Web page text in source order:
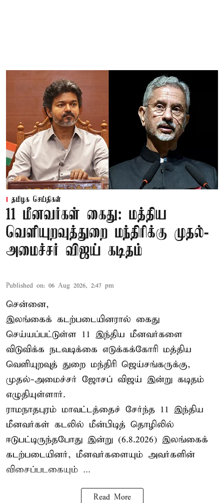
தமிழக செய்திகள்
11 மீனவர்கள் கைது: மத்திய
வெளியுறவுத்துறை மந்திரிக்கு முதல்-
அமைச்சர் விஜய் கடிதம்
Published on: 06 Aug 2026, 2:47 pm
சென்னை,
இலங்கைக் கடற்படையினரால் கைது
செய்யப்பட்டுள்ள 11 இந்திய மீனவர்களை
விடுவிக்க நடவடிக்கை எடுக்கக்கோரி மத்திய
வெளியுறவுத் துறை மந்திரி ஜெய்சங்கருக்கு,
முதல்-அமைச்சர் ஜோசப் விஜய் இன்று கடிதம்
எழுதியுள்ளார்.
ராமநாதபுரம் மாவட்டத்தைச் சேர்ந்த 11 இந்திய
மீனவர்கள் கடலில் மீன்பிடித் தொழிலில்
ஈடுபட்டிருந்தபோது இன்று (6.8.2026) இலங்கைக்
கடற்படையினர், மீனவர்களையும் அவர்களின்
விசைப்படகையும் ...
Read More